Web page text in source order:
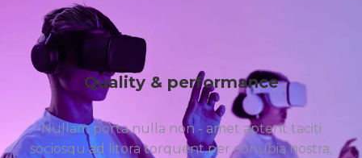
Quality & performance
Nullam porta nulla non - amet aptent taciti
sociosqu ad litora torquent per conubia nostra,